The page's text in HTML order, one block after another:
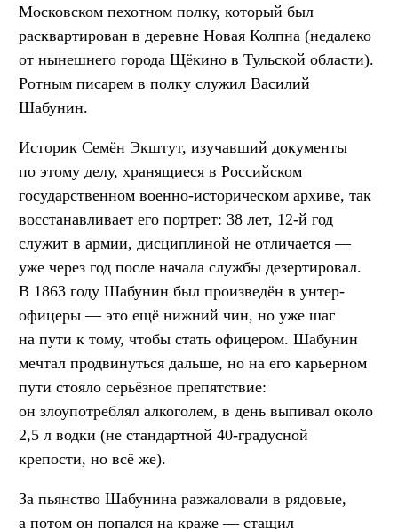
Московском пехотном полку, который был
расквартирован в деревне Новая Колпна (недалеко
от нынешнего города Щёкино в Тульской области).
Ротным писарем в полку служил Василий
Шабунин.
Историк Семён Экштут, изучавший документы
по этому делу, хранящиеся в Российском
государственном военно-историческом архиве, так
восстанавливает его портрет: 38 лет, 12-й год
служит в армии, дисциплиной не отличается —
уже через год после начала службы дезертировал.
В 1863 году Шабунин был произведён в унтер-
офицеры — это ещё нижний чин, но уже шаг
на пути к тому, чтобы стать офицером. Шабунин
мечтал продвинуться дальше, но на его карьерном
пути стояло серьёзное препятствие:
он злоупотреблял алкоголем, в день выпивал около
2,5 л водки (не стандартной 40-градусной
крепости, но всё же).
За пьянство Шабунина разжаловали в рядовые,
а потом он попался на краже — стащил